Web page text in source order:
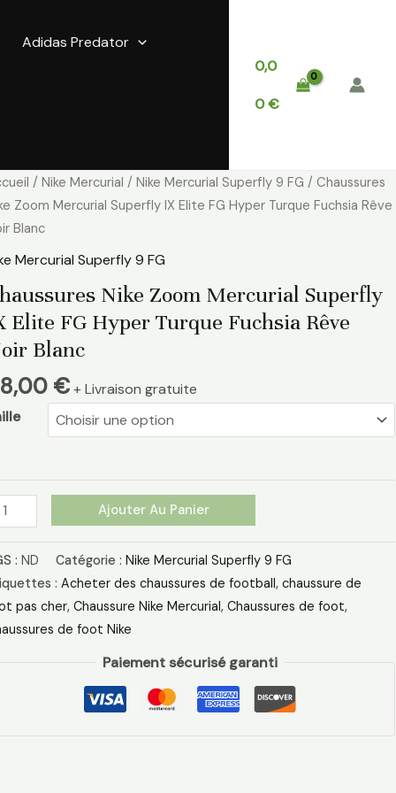
Adidas Predator
0,0
0€
/ Nike Mercurial / Nike Mercurial Superfly 9 FG / Chaussures
Zoom Mercurial Superfly IX Elite FG Hyper Turque Fuchsia Rêve
Blanc
Mercurial Superfly 9 FG
Nike Zoom Mercurial Superfly
Elite FG Hyper Turque Fuchsia Rêve
Blanc
€ + Livraison gratuite
Ajouter Au Panier
: ND Catégorie : Nike Mercurial Superfly 9 FG
: Acheter des chaussures de football, chaussure de
pas cher​, Chaussure Nike Mercurial​, Chaussures de foot,
de foot Nike
Paiement sécurisé garanti